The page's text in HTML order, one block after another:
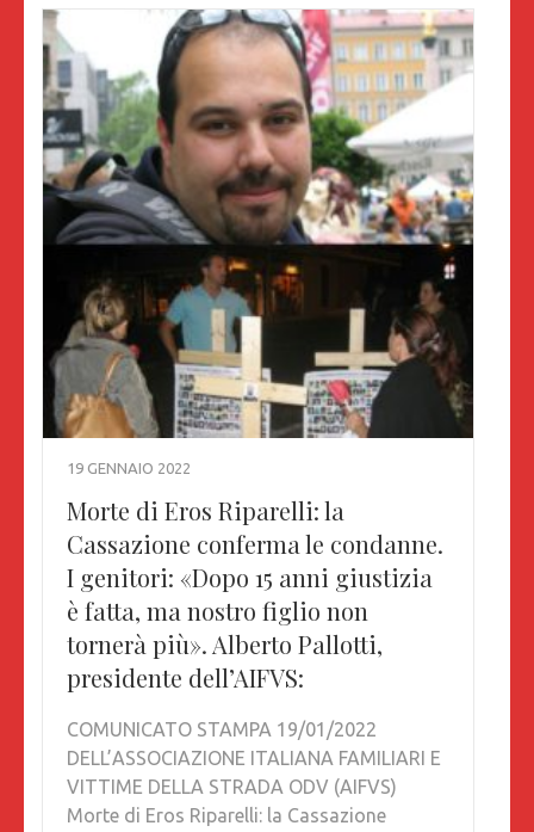
19 GENNAIO 2022
Morte di Eros Riparelli: la
Cassazione conferma le condanne.
I genitori: «Dopo 15 anni giustizia
è fatta, ma nostro figlio non
tornerà più». Alberto Pallotti,
presidente dell’AIFVS:
COMUNICATO STAMPA 19/01/2022
DELL’ASSOCIAZIONE ITALIANA FAMILIARI E
VITTIME DELLA STRADA ODV (AIFVS)
Morte di Eros Riparelli: la Cassazione